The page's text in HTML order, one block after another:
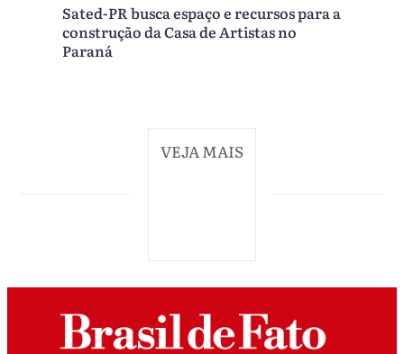
Sated-PR busca espaço e recursos para a
construção da Casa de Artistas no
Paraná
VEJA MAIS